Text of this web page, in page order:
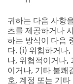
귀하는 다음 사항
츠를 제공하거나
하는 방식이 다음
다. (i) 위험하거나
나, 위협적이거나,
이거나, 기타 불쾌
호, 계정 또는 기